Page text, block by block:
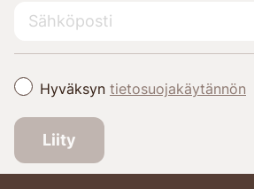
Hyväksyn tietosuojakäytännön
Liity